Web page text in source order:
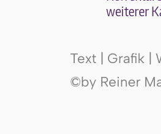
wei­te­rer
Text | Grafik |
©by Reiner